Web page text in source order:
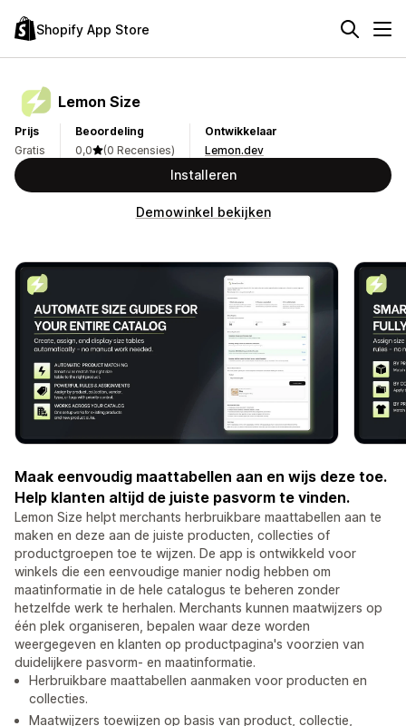
Shopify App Store
Lemon Size
Prijs
Gratis
Beoordeling
0,0
(0 Recensies)
Ontwikkelaar
Lemon.dev
Installeren
Demowinkel bekijken
Maak eenvoudig maattabellen aan en wijs deze toe.
Help klanten altijd de juiste pasvorm te vinden.
Lemon Size helpt merchants herbruikbare maattabellen aan te
maken en deze aan de juiste producten, collecties of
productgroepen toe te wijzen. De app is ontwikkeld voor
winkels die een eenvoudige manier nodig hebben om
maatinformatie in de hele catalogus te beheren zonder
hetzelfde werk te herhalen. Merchants kunnen maatwijzers op
één plek organiseren, bepalen waar deze worden
weergegeven en klanten op productpagina's voorzien van
duidelijkere pasvorm- en maatinformatie.
Herbruikbare maattabellen aanmaken voor producten en
collecties.
Maatwijzers toewijzen op basis van product, collectie,